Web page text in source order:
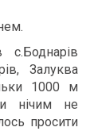
Залуква
1000 м
нічим не
просити